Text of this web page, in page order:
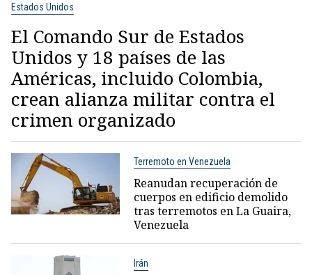
Estados Unidos
El Comando Sur de Estados
Unidos y 18 países de las
Américas, incluido Colombia,
crean alianza militar contra el
crimen organizado
Terremoto en Venezuela
Reanudan recuperación de
cuerpos en edificio demolido
tras terremotos en La Guaira,
Venezuela
Irán